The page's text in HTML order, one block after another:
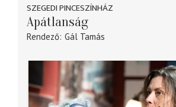
SZEGEDI PINCESZÍNHÁZ
Apátlanság
Rendező Gál Tamás